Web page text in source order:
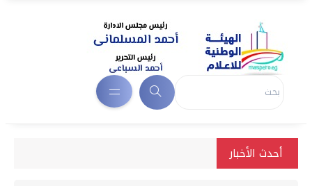
أحدث الأخبار